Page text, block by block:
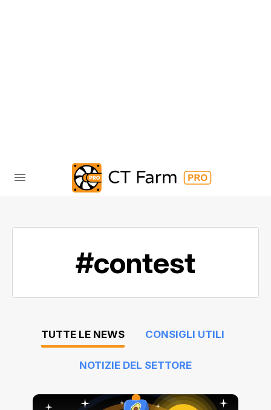
#contest
TUTTE LE NEWS CONSIGLI UTILI
NOTIZIE DEL SETTORE